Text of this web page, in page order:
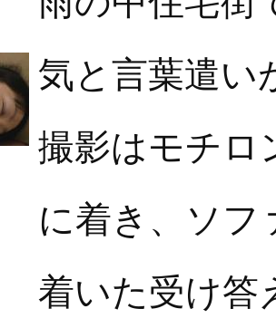
気と言葉遣い
撮影はモチロ
に着き、ソフ
着いた受け答